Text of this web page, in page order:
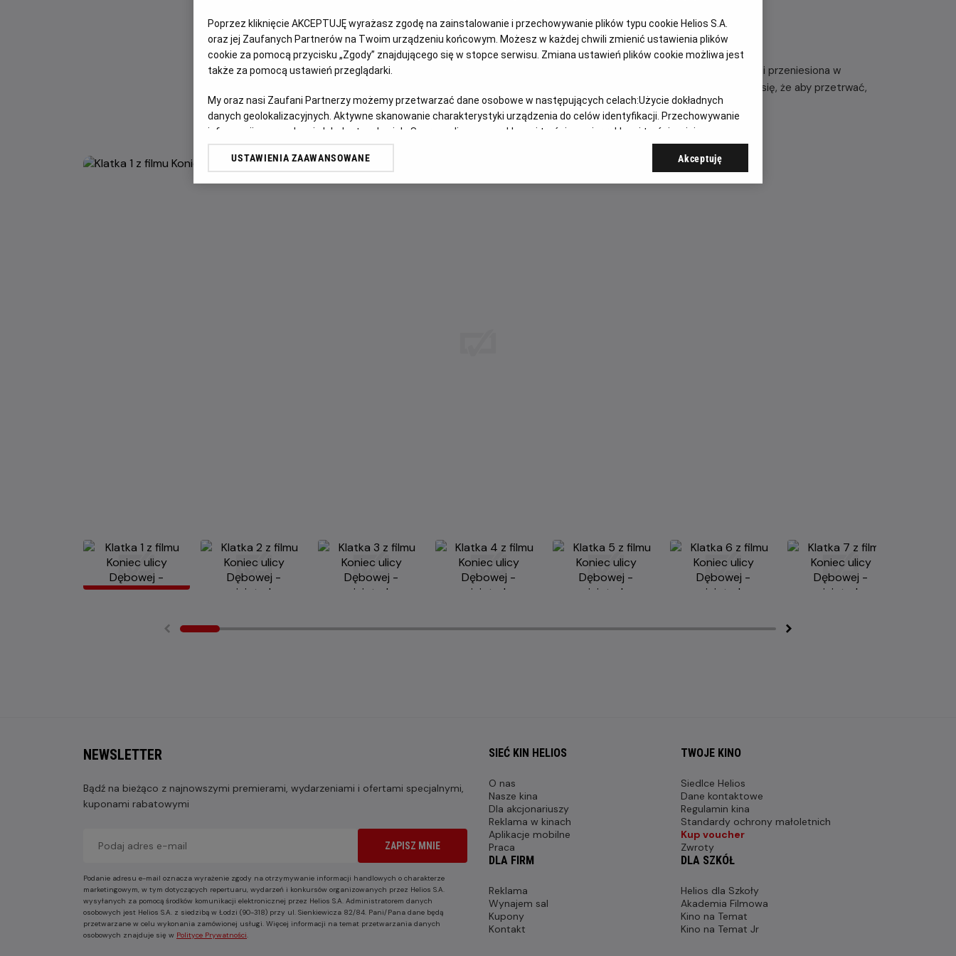
OPIS FILMU
Wskutek tajemniczego wydarzenia ulica Dębowa zostaje oddzielona od przedmieść i przeniesiona w
nieznane miejsce. Tam, w zupełnie obcej okolicy, rodzina Plattów szybko przekonuje się, że ​​aby przetrwać,
musi trzymać się razem.
NEWSLETTER
Bądź na bieżąco z najnowszymi premierami, wydarzeniami i ofertami specjalnymi,
kuponami rabatowymi
ZAPISZ MNIE
Podanie adresu e-mail oznacza wyrażenie zgody na otrzymywanie informacji handlowych o charakterze
marketingowym, w tym dotyczących repertuaru, wydarzeń i konkursów organizowanych przez Helios S.A.
wysyłanych za pomocą środków komunikacji elektronicznej przez Helios S.A. Administratorem danych
osobowych jest Helios S.A. z siedzibą w Łodzi (90-318) przy ul. Sienkiewicza 82/84. Pani/Pana dane będą
przetwarzane w celu wykonania zamówionej usługi. Więcej informacji na temat przetwarzania danych
osobowych znajduje się w Polityce Prywatności.
SIEĆ KIN HELIOS
O nas
Nasze kina
Dla akcjonariuszy
Reklama w kinach
Aplikacje mobilne
Praca
TWOJE KINO
Siedlce Helios
Dane kontaktowe
Regulamin kina
Standardy ochrony małoletnich
Kup voucher
Zwroty
DLA FIRM
Reklama
Wynajem sal
Kupony
Kontakt
DLA SZKÓŁ
Helios dla Szkoły
Akademia Filmowa
Kino na Temat
Kino na Temat Jr
Poprzez kliknięcie AKCEPTUJĘ wyrażasz zgodę na zainstalowanie i przechowywanie plików typu cookie Helios S.A.
oraz jej Zaufanych Partnerów na Twoim urządzeniu końcowym. Możesz w każdej chwili zmienić ustawienia plików
cookie za pomocą przycisku „Zgody” znajdującego się w stopce serwisu. Zmiana ustawień plików cookie możliwa jest
także za pomocą ustawień przeglądarki.
My oraz nasi Zaufani Partnerzy możemy przetwarzać dane osobowe w następujących celach:Użycie dokładnych
danych geolokalizacyjnych. Aktywne skanowanie charakterystyki urządzenia do celów identyfikacji. Przechowywanie
informacji na urządzeniu lub dostęp do nich. Spersonalizowane reklamy i treści, pomiar reklam i treści, opinie
odbiorców i ulepszanie usług.
USTAWIENIA ZAAWANSOWANE Akceptuję